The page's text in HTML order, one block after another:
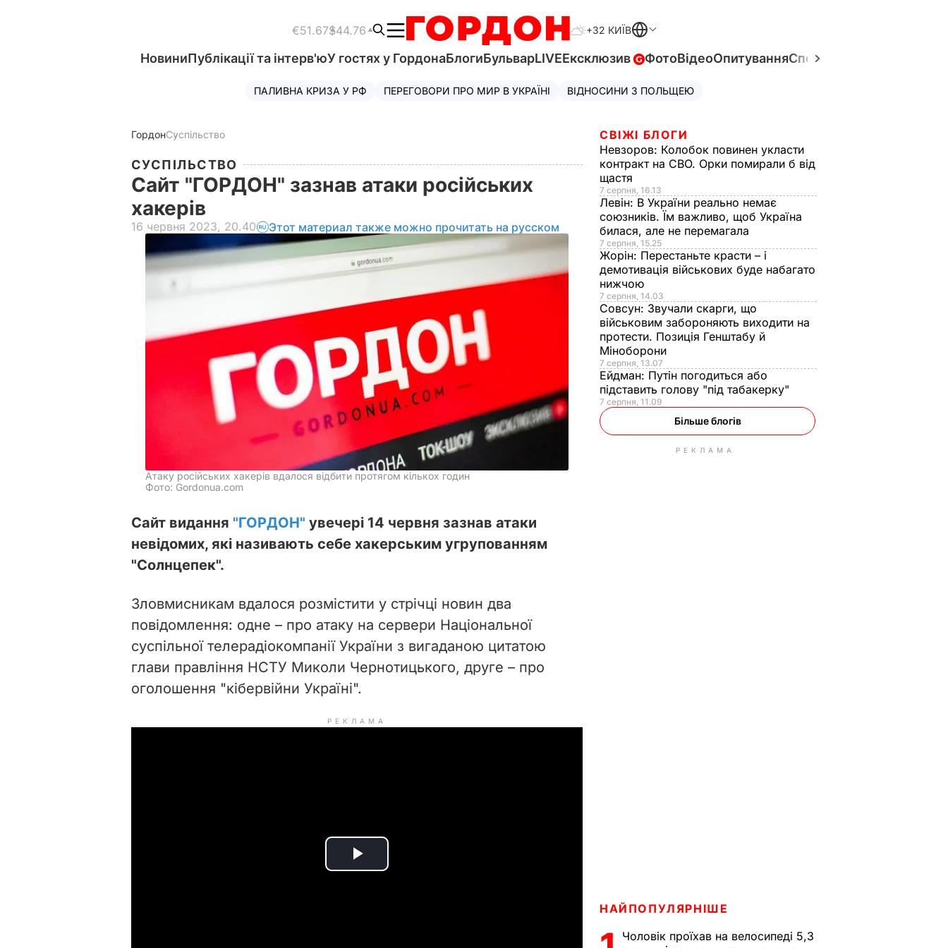
€51.67$44.76 +32 КИЇВ
НовиниПублікації та інтерв'юУ гостях у ГордонаБлогиБульварLIVEЕксклюзив ФотоВідеоОпитуванняСпецпроєкти
ПАЛИВНА КРИЗА У РФ ПЕРЕГОВОРИ ПРО МИР В УКРАЇНІ ВІДНОСИНИ З ПОЛЬЩЕЮ
ГордонСуспільство
СУСПІЛЬСТВО
Сайт "ГОРДОН" зазнав атаки російських
хакерів
16 червня 2023, 20.40 Этот материал также можно прочитать на русском
Атаку російських хакерів вдалося відбити протягом кількох годин
Фото: Gordonua.com
Сайт видання "ГОРДОН" увечері 14 червня зазнав атаки
невідомих, які називають себе хакерським угрупованням
"Солнцепек".
Зловмисникам вдалося розмістити у стрічці новин два
повідомлення: одне – про атаку на сервери Національної
суспільної телерадіокомпанії України з вигаданою цитатою
глави правління НСТУ Миколи Чернотицького, друге – про
оголошення "кібервійни Україні".
РЕКЛАМА
P
СВІЖІ БЛОГИ
Невзоров: Колобок повинен укласти
контракт на СВО. Орки помирали б від
щастя
7 серпня, 16.13
Левін: В України реально немає
союзників. Їм важливо, щоб Україна
билася, але не перемагала
7 серпня, 15.25
Жорін: Перестаньте красти – і
демотивація військових буде набагато
нижчою
7 серпня, 14.03
Совсун: Звучали скарги, що
військовим забороняють виходити на
протести. Позиція Генштабу й
Міноборони
7 серпня, 13.07
Ейдман: Путін погодиться або
підставить голову "під табакерку"
7 серпня, 11.09
Більше блогів
РЕКЛАМА
НАЙПОПУЛЯРНІШЕ
Чоловік проїхав на велосипеді 5,3